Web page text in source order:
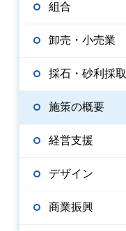
組合
卸売・小売業
採石・砂利採取
施策の概要
経営支援
デザイン
商業振興